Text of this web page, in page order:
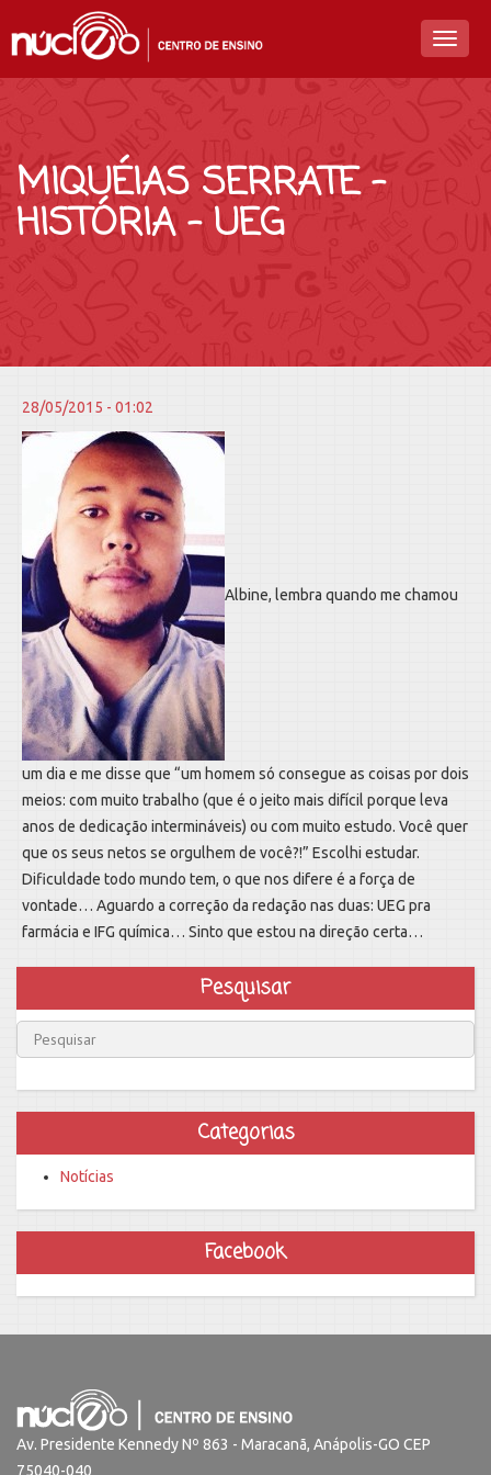
Toggle
MIQUÉIAS SERRATE –
HISTÓRIA – UEG
28/05/2015 - 01:02
Albine, lembra quando me chamou
um dia e me disse que “um homem só consegue as coisas por dois
meios: com muito trabalho (que é o jeito mais difícil porque leva
anos de dedicação intermináveis) ou com muito estudo. Você quer
que os seus netos se orgulhem de você?!” Escolhi estudar.
Dificuldade todo mundo tem, o que nos difere é a força de
vontade… Aguardo a correção da redação nas duas: UEG pra
farmácia e IFG química… Sinto que estou na direção certa…
Pesquisar
Categorias
Notícias
Facebook
Av. Presidente Kennedy Nº 863 - Maracanã, Anápolis-GO CEP
75040-040